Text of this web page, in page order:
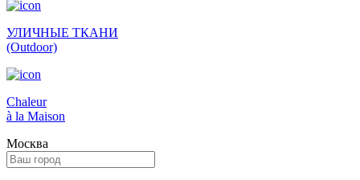
УЛИЧНЫЕ ТКАНИ
(Outdoor)
Сhaleur
à la Maison
Москва